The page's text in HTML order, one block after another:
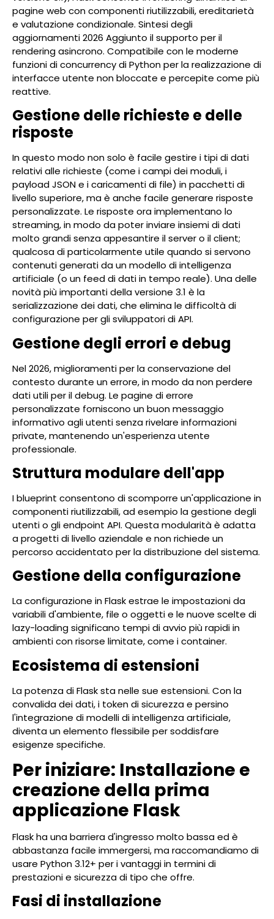
pagine web con componenti riutilizzabili, ereditarietà
e valutazione condizionale. Sintesi degli
aggiornamenti 2026 Aggiunto il supporto per il
rendering asincrono. Compatibile con le moderne
funzioni di concurrency di Python per la realizzazione di
interfacce utente non bloccate e percepite come più
reattive.
Gestione delle richieste e delle
risposte
In questo modo non solo è facile gestire i tipi di dati
relativi alle richieste (come i campi dei moduli, i
payload JSON e i caricamenti di file) in pacchetti di
livello superiore, ma è anche facile generare risposte
personalizzate. Le risposte ora implementano lo
streaming, in modo da poter inviare insiemi di dati
molto grandi senza appesantire il server o il client;
qualcosa di particolarmente utile quando si servono
contenuti generati da un modello di intelligenza
artificiale (o un feed di dati in tempo reale). Una delle
novità più importanti della versione 3.1 è la
serializzazione dei dati, che elimina le difficoltà di
configurazione per gli sviluppatori di API.
Gestione degli errori e debug
Nel 2026, miglioramenti per la conservazione del
contesto durante un errore, in modo da non perdere
dati utili per il debug. Le pagine di errore
personalizzate forniscono un buon messaggio
informativo agli utenti senza rivelare informazioni
private, mantenendo un'esperienza utente
professionale.
Struttura modulare dell'app
I blueprint consentono di scomporre un'applicazione in
componenti riutilizzabili, ad esempio la gestione degli
utenti o gli endpoint API. Questa modularità è adatta
a progetti di livello aziendale e non richiede un
percorso accidentato per la distribuzione del sistema.
Gestione della configurazione
La configurazione in Flask estrae le impostazioni da
variabili d'ambiente, file o oggetti e le nuove scelte di
lazy-loading significano tempi di avvio più rapidi in
ambienti con risorse limitate, come i container.
Ecosistema di estensioni
La potenza di Flask sta nelle sue estensioni. Con la
convalida dei dati, i token di sicurezza e persino
l'integrazione di modelli di intelligenza artificiale,
diventa un elemento flessibile per soddisfare
esigenze specifiche.
Per iniziare: Installazione e
creazione della prima
applicazione Flask
Flask ha una barriera d'ingresso molto bassa ed è
abbastanza facile immergersi, ma raccomandiamo di
usare Python 3.12+ per i vantaggi in termini di
prestazioni e sicurezza di tipo che offre.
Fasi di installazione